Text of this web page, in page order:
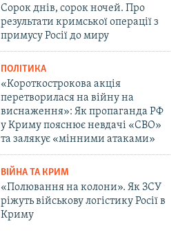
Сорок днів, сорок ночей. Про
результати кримської операції з
примусу Росії до миру
ПОЛІТИКА
«Короткострокова акція
перетворилася на війну на
виснаження»: Як пропаганда РФ
у Криму пояснює невдачі «СВО»
та залякує «мінними атаками»
ВІЙНА ТА КРИМ
«Полювання на колони». Як ЗСУ
ріжуть військову логістику Росії в
Криму